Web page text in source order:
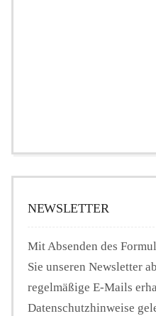
NEWSLETTER
Mit Absenden des
Sie unseren Newsletter
regelmäßige E-Mails
Datenschutzhinweise